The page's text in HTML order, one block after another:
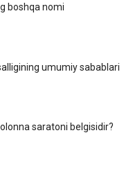
boshqa nomi
umumiy sabablari
saratoni belgisidir?